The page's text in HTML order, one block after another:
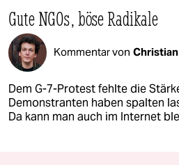
Gute NGOs, böse Radikale
Kommentar von
Dem G-7-Protest fehlte die
Demonstranten haben spalten
Da kann man auch im Internet